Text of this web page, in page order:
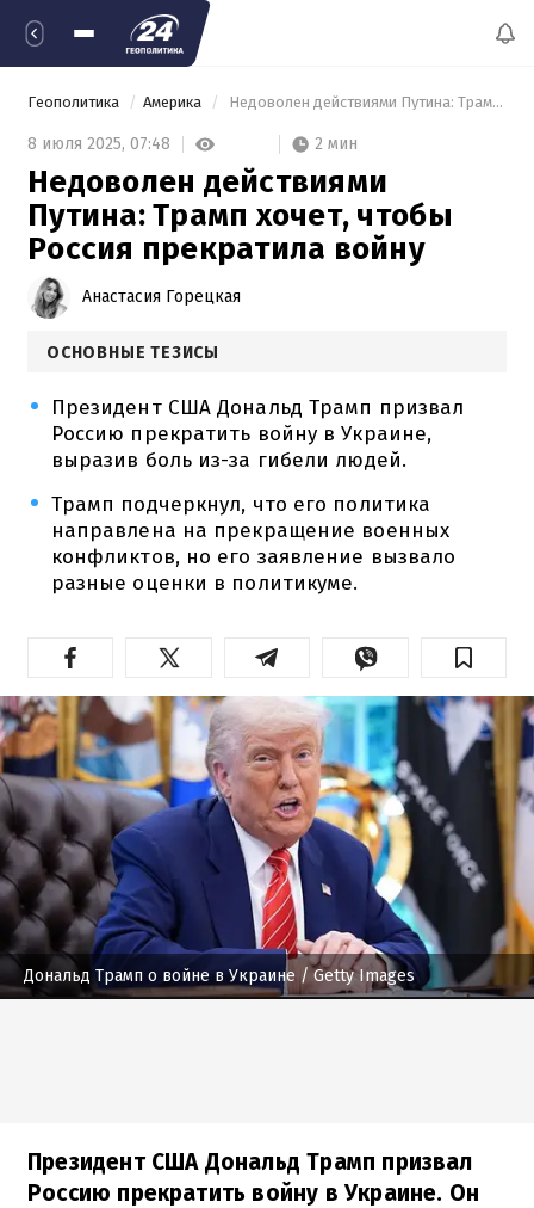
Геополитика Америка Недоволен действиями Путина: Трамп хочет, чтобы Россия прекратила войну
8 июля 2025, 07:48 2 мин
Недоволен действиями
Путина: Трамп хочет, чтобы
Россия прекратила войну
Анастасия Горецкая
ОСНОВНЫЕ ТЕЗИСЫ
Президент США Дональд Трамп призвал
Россию прекратить войну в Украине,
выразив боль из-за гибели людей.
Трамп подчеркнул, что его политика
направлена на прекращение военных
конфликтов, но его заявление вызвало
разные оценки в политикуме.
Дональд Трамп о войне в Украине / Getty Images
Президент США Дональд Трамп призвал
Россию прекратить войну в Украине. Он